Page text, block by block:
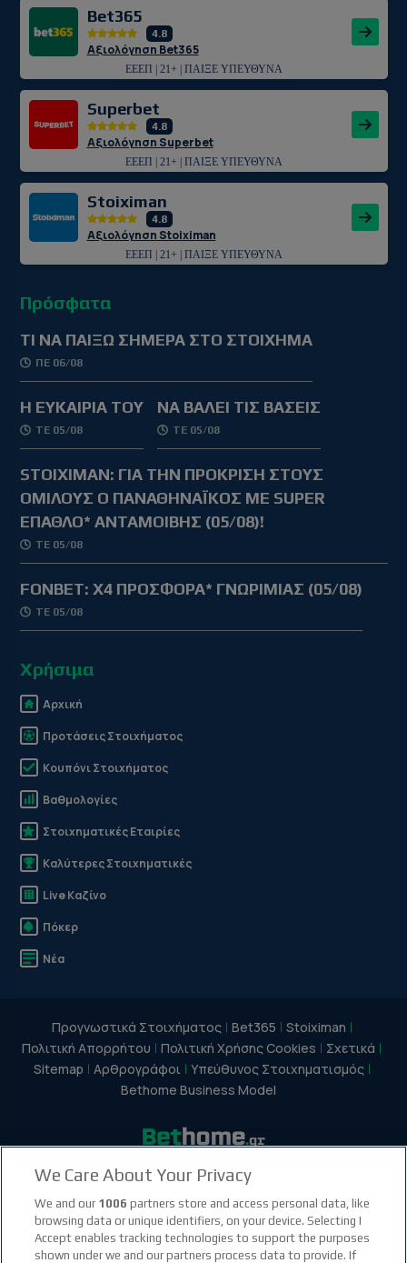
Bet365
4.8
Αξιολόγηση Bet365
ΕΕΕΠ | 21+ | ΠΑΙΞΕ ΥΠΕΥΘΥΝΑ
Superbet
4.8
Αξιολόγηση Superbet
ΕΕΕΠ | 21+ | ΠΑΙΞΕ ΥΠΕΥΘΥΝΑ
Stoiximan
4.8
Αξιολόγηση Stoiximan
ΕΕΕΠ | 21+ | ΠΑΙΞΕ ΥΠΕΥΘΥΝΑ
Πρόσφατα
TΙ ΝΑ ΠΑΙΞΩ ΣΗΜΕΡΑ ΣΤΟ ΣΤΟΙΧΗΜΑ
ΠΕ 06/08
Η ΕΥΚΑΙΡΙΑ ΤΟΥ
ΤΕ 05/08
ΝΑ ΒΑΛΕΙ ΤΙΣ ΒΑΣΕΙΣ
ΤΕ 05/08
STOIXIMAN: ΓΙΑ ΤΗΝ ΠΡΟΚΡΙΣΗ ΣΤΟΥΣ
ΟΜΙΛΟΥΣ Ο ΠΑΝΑΘΗΝΑΪΚΟΣ ΜΕ SUPER
ΕΠΑΘΛΟ* ΑΝΤΑΜΟΙΒΗΣ (05/08)!
ΤΕ 05/08
FONBET: X4 ΠΡΟΣΦΟΡΑ* ΓΝΩΡΙΜΙΑΣ (05/08)
ΤΕ 05/08
Χρήσιμα
Αρχική
Προτάσεις Στοιχήματος
Κουπόνι Στοιχήματος
Βαθμολογίες
Στοιχηματικές Εταιρίες
Καλύτερες Στοιχηματικές
Live Καζίνο
Πόκερ
Νέα
Προγνωστικά Στοιχήματος Bet365
Stoiximan
Πολιτική Απορρήτου
Πολιτική Χρήσης Cookies
Σχετικά
Sitemap
Αρθρογράφοι
Υπεύθυνος Στοιχηματισμός
Bethome Business Model
instagram social link
youtube social link
tiktok social link
twitter social link
We Care About Your Privacy
We and our 1006 partners store and access personal data, like
browsing data or unique identifiers, on your device. Selecting I
Accept enables tracking technologies to support the purposes
shown under we and our partners process data to provide. If